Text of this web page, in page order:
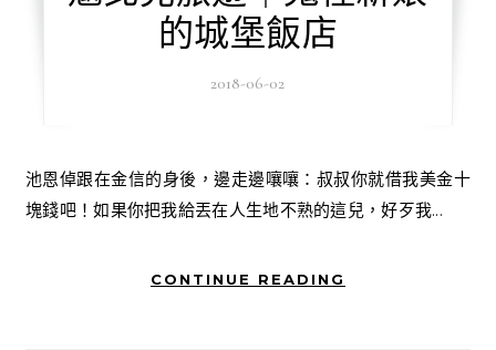
的城堡飯店
2018-06-02
池恩倬跟在金信的身後，邊走邊嚷嚷：叔叔你就借我美金十
塊錢吧！如果你把我給丟在人生地不熟的這兒，好歹我...
CONTINUE READING